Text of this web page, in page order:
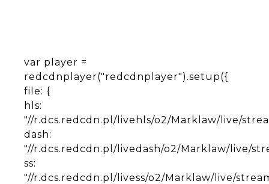
var player =
redcdnplayer("redcdnplayer").setup({
file: {
hls:
"//r.dcs.redcdn.pl/livehls/o2/Marklaw/live/
dash:
"//r.dcs.redcdn.pl/livedash/o2/Marklaw/live/
ss:
"//r.dcs.redcdn.pl/livess/o2/Marklaw/live/